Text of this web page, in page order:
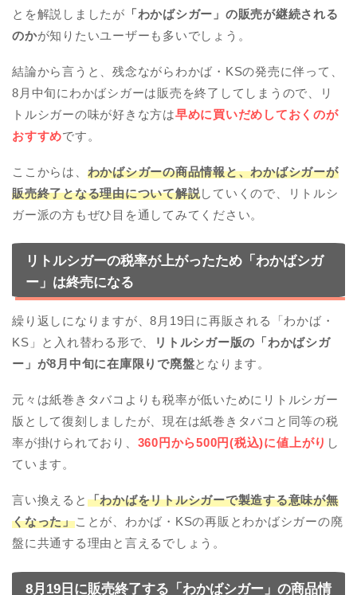
とを解説しましたが 「わかばシガー」の販売が継続される
のかが知りたいユーザーも多いでしょう。
結論から言うと、残念ながらわかば・KSの発売に伴って、
8月中旬にわかばシガーは販売を終了してしまうので、リ
トルシガーの味が好きな方は早めに買いだめしておくのが
おすすめです。
ここからは、 わかばシガーの商品情報と、わかばシガーが
販売終了となる理由について解説していくので、リトルシ
ガー派の方もぜひ目を通してみてください。
リトルシガーの税率が上がったため「わかばシガ
ー」は終売になる
繰り返しになりますが、8月19日に再販される「わかば・
KS」と入れ替わる形で、
リトルシガー版の「わかばシガ
ー」が8月中旬に在庫限りで廃盤となります。
元々は紙巻きタバコよりも税率が低いためにリトルシガー
版として復刻しましたが、現在は紙巻きタバコと同等の税
率が掛けられており、 360円から500円(税込)に値上がり し
ています。
言い換えると 「わかばをリトルシガーで製造する意味が無
くなった」ことが、わかば・KSの再販とわかばシガーの廃
盤に共通する理由と言えるでしょう。
8月19日に販売終了する「わかばシガー」の商品情